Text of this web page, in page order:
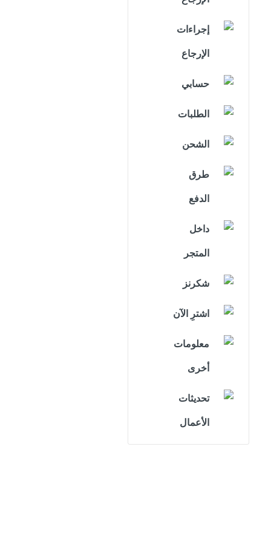
إجراءات
الإرجاع
حسابي
الطلبات
الشحن
طرق
الدفع
داخل
المتجر
شكرنز
اشترِ الآن
معلومات
أخرى
تحديثات
الأعمال